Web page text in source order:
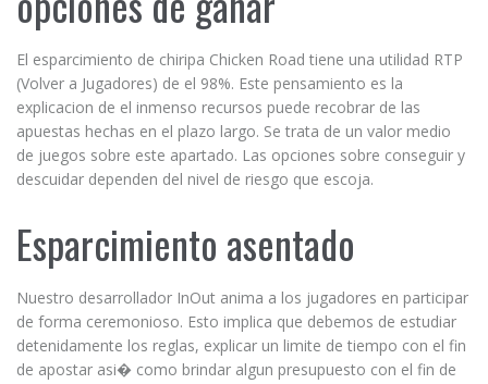
El esparcimiento de chiripa Chicken Road tiene una utilidad RTP
(Volver a Jugadores) de el 98%. Este pensamiento es la
explicacion de el inmenso recursos puede recobrar de las
apuestas hechas en el plazo largo. Se trata de un valor medio
de juegos sobre este apartado. Las opciones sobre conseguir y
descuidar dependen del nivel de riesgo que escoja.
Esparcimiento asentado
Nuestro desarrollador InOut anima a los jugadores en participar
de forma ceremonioso. Esto implica que debemos de estudiar
detenidamente los reglas, explicar un limite de tiempo con el fin
de apostar asi� como brindar algun presupuesto con el fin de